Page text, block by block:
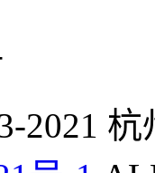
2021